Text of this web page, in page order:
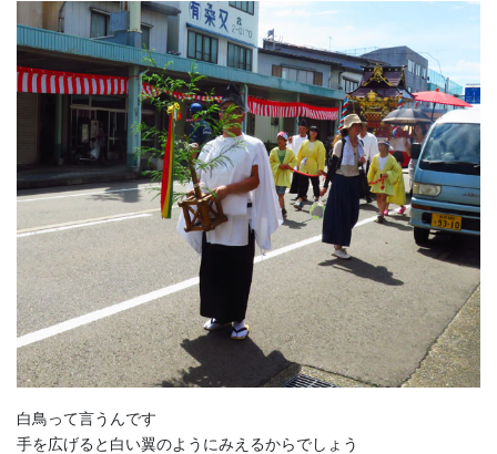
白鳥って言うんです
手を広げると白い翼のようにみえるからでしょう